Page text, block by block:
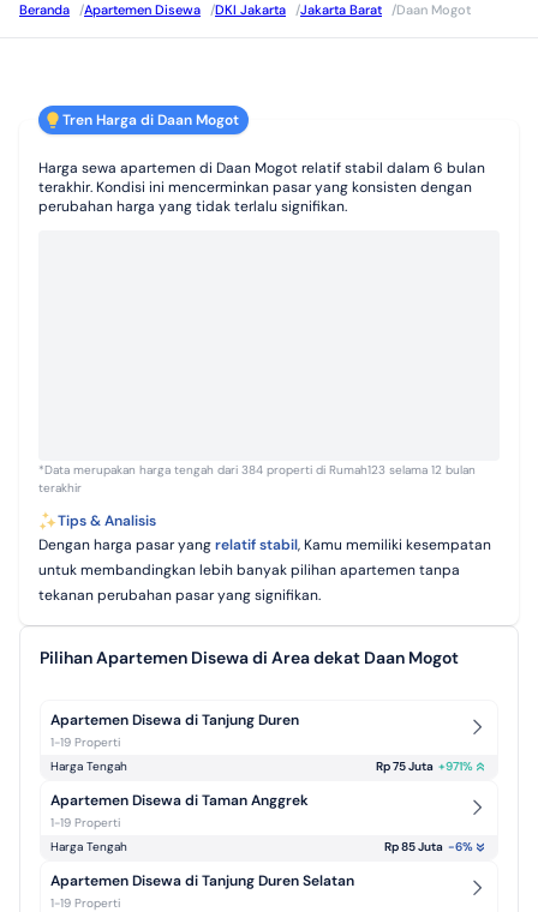
Beranda /Apartemen Disewa /DKI Jakarta /Jakarta Barat /Daan Mogot
Tren Harga di Daan Mogot
Harga sewa apartemen di Daan Mogot relatif stabil dalam 6 bulan
terakhir. Kondisi ini mencerminkan pasar yang konsisten dengan
perubahan harga yang tidak terlalu signifikan.
*Data merupakan harga tengah dari 384 properti di Rumah123 selama 12 bulan
terakhir
Tips & Analisis
Dengan harga pasar yangrelatif stabil, Kamu memiliki kesempatan
untuk membandingkan lebih banyak pilihan apartemen tanpa
tekanan perubahan pasar yang signifikan.
Pilihan Apartemen Disewa di Area dekat Daan Mogot
Apartemen Disewa di Tanjung Duren
1-19 Properti
Harga Tengah
Rp 75 Juta +971%
Apartemen Disewa di Taman Anggrek
1-19 Properti
Harga Tengah
Rp 85 Juta -6%
Apartemen Disewa di Tanjung Duren Selatan
1-19 Properti